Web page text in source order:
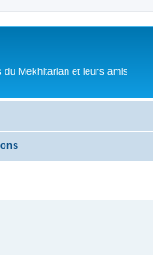
Mekhitarian et leurs amis